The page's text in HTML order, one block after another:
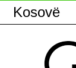
Kosovë